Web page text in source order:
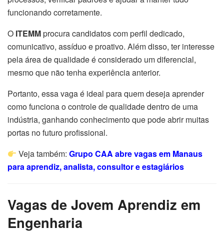
funcionando corretamente.
O ITEMMprocura candidatos com perfil dedicado,
comunicativo, assíduo e proativo. Além disso, ter interesse
pela área de qualidade é considerado um diferencial,
mesmo que não tenha experiência anterior.
Portanto, essa vaga é ideal para quem deseja aprender
como funciona o controle de qualidade dentro de uma
indústria, ganhando conhecimento que pode abrir muitas
portas no futuro profissional.
Veja também:Grupo CAA abre vagas em Manaus
para aprendiz, analista, consultor e estagiários
Vagas de Jovem Aprendiz em
Engenharia